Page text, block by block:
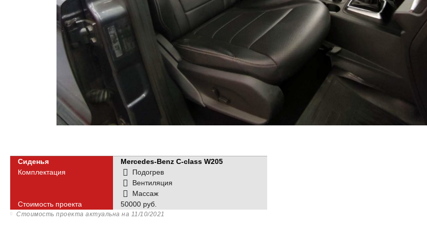
Сиденья
Mercedes-Benz C-class W205
Комплектация
Подогрев
Вентиляция
Массаж
Стоимость проекта
50000 руб.
Стоимость проекта актуальна на 11/10/2021